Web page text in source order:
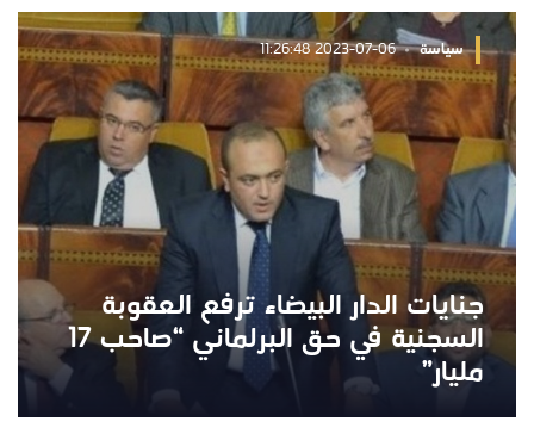
سياسة 2023-07-06 11:26:48
جنايات الدار البيضاء ترفع العقوبة
السجنية في حق البرلماني “صاحب 17
مليار”